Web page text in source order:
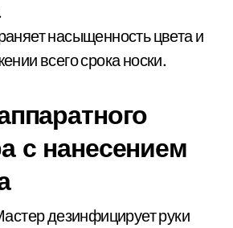
насыщенность цвета и
всего срока носки.
с нанесением
дезинфицирует руки